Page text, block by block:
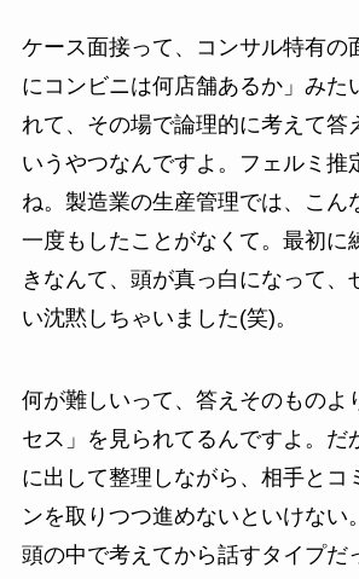
ケース面接って、コンサル特有の
にコンビニは何店舗あるか」みた
れて、その場で論理的に考えて答
いうやつなんですよ。フェルミ推
ね。製造業の生産管理では、こん
一度もしたことがなくて。最初に
きなんて、頭が真っ白になって、
い沈黙しちゃいました(笑)。
何が難しいって、答えそのものよ
セス」を見られてるんですよ。だ
に出して整理しながら、相手とコ
ンを取りつつ進めないといけない
頭の中で考えてから話すタイプだ